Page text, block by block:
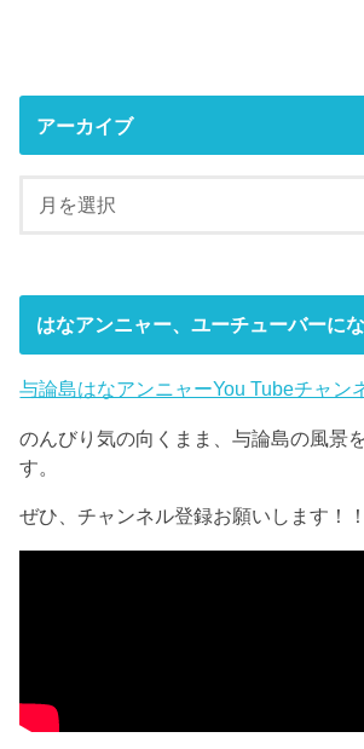
アーカイブ
はなアンニャー、ユーチューバーにな
与論島はなアンニャーYou Tubeチャン
のんびり気の向くまま、与論島の風景
す。
ぜひ、チャンネル登録お願いします！！